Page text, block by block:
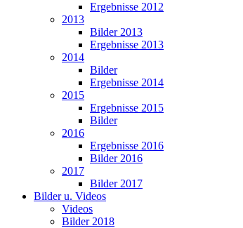
Ergebnisse 2012
2013
Bilder 2013
Ergebnisse 2013
2014
Bilder
Ergebnisse 2014
2015
Ergebnisse 2015
Bilder
2016
Ergebnisse 2016
Bilder 2016
2017
Bilder 2017
Bilder u. Videos
Videos
Bilder 2018